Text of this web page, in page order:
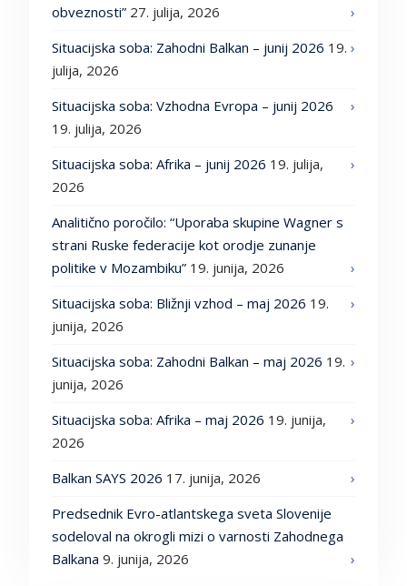
obveznosti” 27. julija, 2026
Situacijska soba: Zahodni Balkan – junij 2026 19.
julija, 2026
Situacijska soba: Vzhodna Evropa – junij 2026
19. julija, 2026
Situacijska soba: Afrika – junij 2026 19. julija,
2026
Analitično poročilo: “Uporaba skupine Wagner s
strani Ruske federacije kot orodje zunanje
politike v Mozambiku” 19. junija, 2026
Situacijska soba: Bližnji vzhod – maj 2026 19.
junija, 2026
Situacijska soba: Zahodni Balkan – maj 2026 19.
junija, 2026
Situacijska soba: Afrika – maj 2026 19. junija,
2026
Balkan SAYS 2026 17. junija, 2026
Predsednik Evro-atlantskega sveta Slovenije
sodeloval na okrogli mizi o varnosti Zahodnega
Balkana 9. junija, 2026